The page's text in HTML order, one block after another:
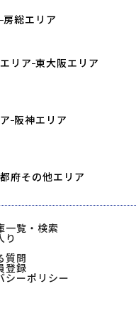
房総エリア
リア 東大阪エリア
阪神エリア
府その他エリア
一覧・検索
り
質問
登録
シーポリシー